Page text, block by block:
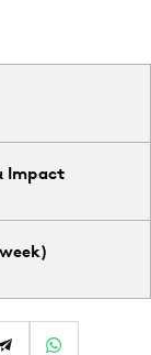
Impact